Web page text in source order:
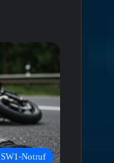
SW1-Notruf